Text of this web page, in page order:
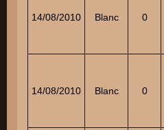
14/08/2010 Blanc 0
14/08/2010 Blanc 0